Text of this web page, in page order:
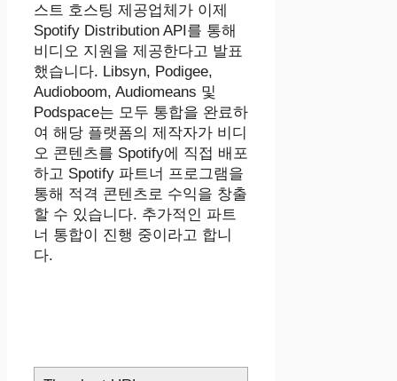
스트 호스팅 제공업체가 이제
Spotify Distribution API를 통해
비디오 지원을 제공한다고 발표
했습니다. Libsyn, Podigee,
Audioboom, Audiomeans 및
Podspace는 모두 통합을 완료하
여 해당 플랫폼의 제작자가 비디
오 콘텐츠를 Spotify에 직접 배포
하고 Spotify 파트너 프로그램을
통해 적격 콘텐츠로 수익을 창출
할 수 있습니다. 추가적인 파트
너 통합이 진행 중이라고 합니
다.